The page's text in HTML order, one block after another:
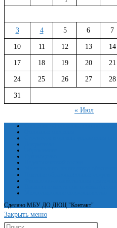
3 4 5 6 7
10 11 12 13 14
17 18 19 20 21
24 25 26 27 28
31
« Июл
Сделано МБУ ДО ДЮЦ "Контакт"
Закрыть меню